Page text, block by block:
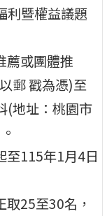
利暨權益議題
薦或團體推
郵 戳為憑)至
(地址：桃園市
至115年1月4日
25至30名，